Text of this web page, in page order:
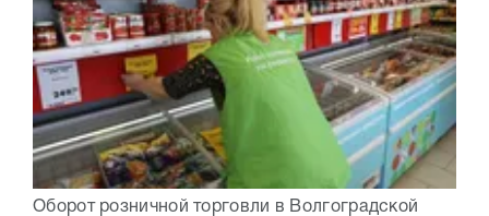
Оборот розничной торговли в Волгоградской